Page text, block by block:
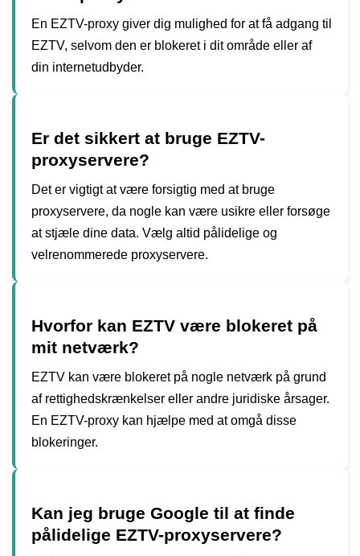
En EZTV-proxy giver dig mulighed for at få adgang til
EZTV, selvom den er blokeret i dit område eller af
din internetudbyder.
Er det sikkert at bruge EZTV-
proxyservere?
Det er vigtigt at være forsigtig med at bruge
proxyservere, da nogle kan være usikre eller forsøge
at stjæle dine data. Vælg altid pålidelige og
velrenommerede proxyservere.
Hvorfor kan EZTV være blokeret på
mit netværk?
EZTV kan være blokeret på nogle netværk på grund
af rettighedskrænkelser eller andre juridiske årsager.
En EZTV-proxy kan hjælpe med at omgå disse
blokeringer.
Kan jeg bruge Google til at finde
pålidelige EZTV-proxyservere?